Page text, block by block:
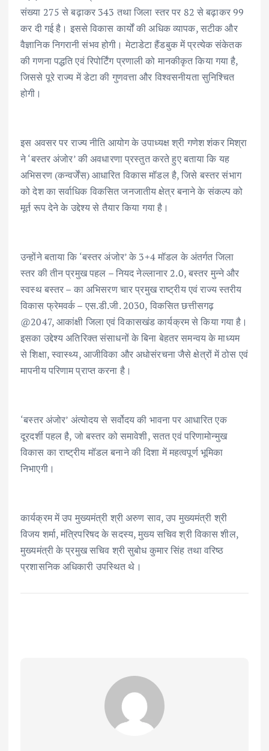
संख्या 275 से बढ़ाकर 343 तथा जिला स्तर पर 82 से बढ़ाकर 99
कर दी गई है। इससे विकास कार्यों की अधिक व्यापक, सटीक और
वैज्ञानिक निगरानी संभव होगी। मेटाडेटा हैंडबुक में प्रत्येक संकेतक
की गणना पद्धति एवं रिपोर्टिंग प्रणाली को मानकीकृत किया गया है,
जिससे पूरे राज्य में डेटा की गुणवत्ता और विश्वसनीयता सुनिश्चित
होगी।
इस अवसर पर राज्य नीति आयोग के उपाध्यक्ष श्री गणेश शंकर मिश्रा
ने ‘बस्तर अंजोर’ की अवधारणा प्रस्तुत करते हुए बताया कि यह
अभिसरण (कन्वर्जेंस) आधारित विकास मॉडल है, जिसे बस्तर संभाग
को देश का सर्वाधिक विकसित जनजातीय क्षेत्र बनाने के संकल्प को
मूर्त रूप देने के उद्देश्य से तैयार किया गया है।
उन्होंने बताया कि ‘बस्तर अंजोर’ के 3+4 मॉडल के अंतर्गत जिला
स्तर की तीन प्रमुख पहल – नियद नेल्लानार 2.0, बस्तर मुन्ने और
स्वस्थ बस्तर – का अभिसरण चार प्रमुख राष्ट्रीय एवं राज्य स्तरीय
विकास फ्रेमवर्क – एस.डी.जी. 2030, विकसित छत्तीसगढ़
@2047, आकांक्षी जिला एवं विकासखंड कार्यक्रम से किया गया है।
इसका उद्देश्य अतिरिक्त संसाधनों के बिना बेहतर समन्वय के माध्यम
से शिक्षा, स्वास्थ्य, आजीविका और अधोसंरचना जैसे क्षेत्रों में ठोस एवं
मापनीय परिणाम प्राप्त करना है।
‘बस्तर अंजोर’ अंत्योदय से सर्वोदय की भावना पर आधारित एक
दूरदर्शी पहल है, जो बस्तर को समावेशी, सतत एवं परिणामोन्मुख
विकास का राष्ट्रीय मॉडल बनाने की दिशा में महत्वपूर्ण भूमिका
निभाएगी।
कार्यक्रम में उप मुख्यमंत्री श्री अरुण साव, उप मुख्यमंत्री श्री
विजय शर्मा, मंत्रिपरिषद के सदस्य, मुख्य सचिव श्री विकास शील,
मुख्यमंत्री के प्रमुख सचिव श्री सुबोध कुमार सिंह तथा वरिष्ठ
प्रशासनिक अधिकारी उपस्थित थे।